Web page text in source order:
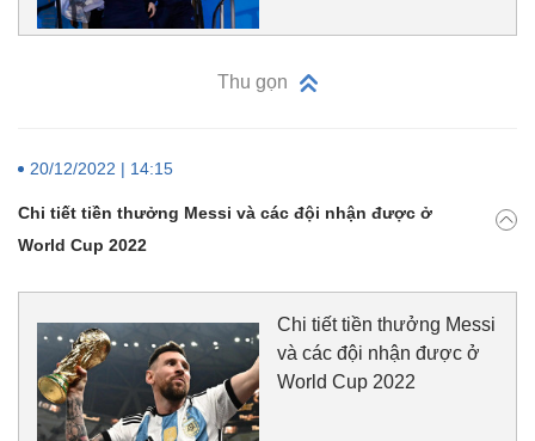
Thu gọn
20/12/2022 | 14:15
Chi tiết tiền thưởng Messi và các đội nhận được ở
World Cup 2022
Chi tiết tiền thưởng Messi
và các đội nhận được ở
World Cup 2022